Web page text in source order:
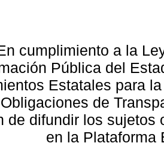
cumplimiento a la
Pública del
Estatales para
de
de difundir los sujetos
en la Plataforma